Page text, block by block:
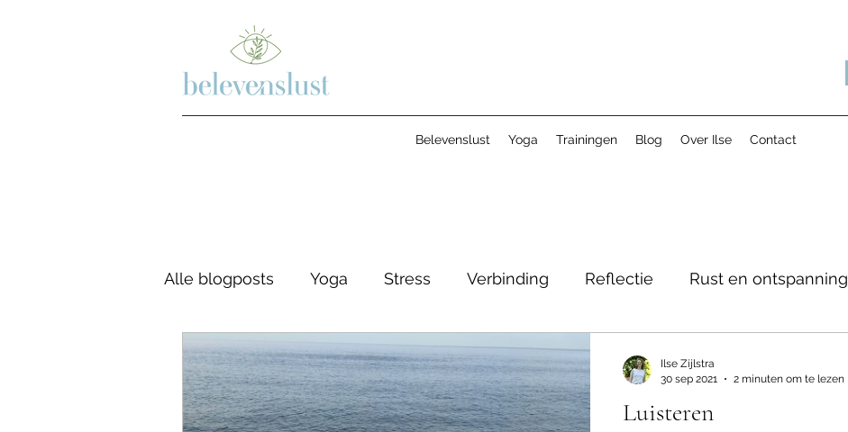
Belevenslust Yoga Trainingen Blog Over Ilse Contact
Alle blogposts Yoga Stress Verbinding Reflectie Rust en ontspanning
Psychologie
Luisteren
Ilse Zijlstra
30 sep 2021
2 minuten om te lezen